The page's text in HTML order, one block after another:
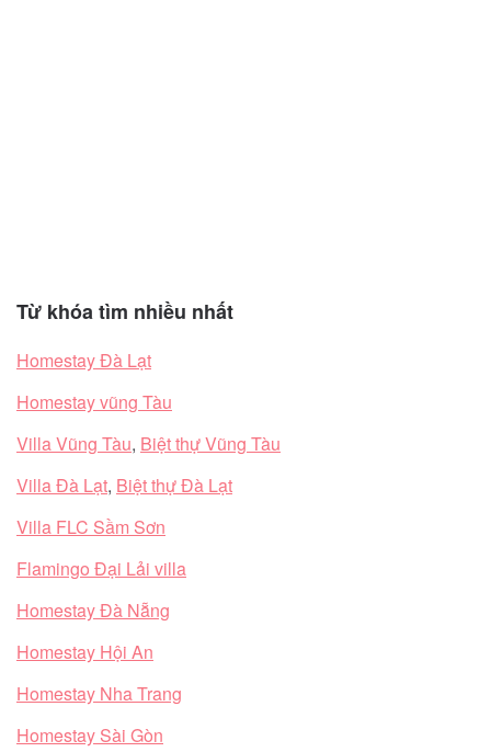
Từ khóa tìm nhiều nhất
Homestay Đà Lạt
Homestay vũng Tàu
Villa Vũng Tàu, Biệt thự Vũng Tàu
Villa Đà Lạt, Biệt thự Đà Lạt
Villa FLC Sầm Sơn
Flamingo Đại Lải villa
Homestay Đà Nẵng
Homestay Hội An
Homestay Nha Trang
Homestay Sài Gòn